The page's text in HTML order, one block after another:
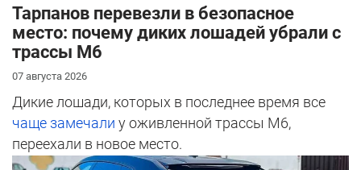
Тарпанов перевезли в безопасное
место: почему диких лошадей убрали с
трассы М6
07 августа 2026
Дикие лошади, которых в последнее время все
чаще замечали у оживленной трассы М6,
переехали в новое место.